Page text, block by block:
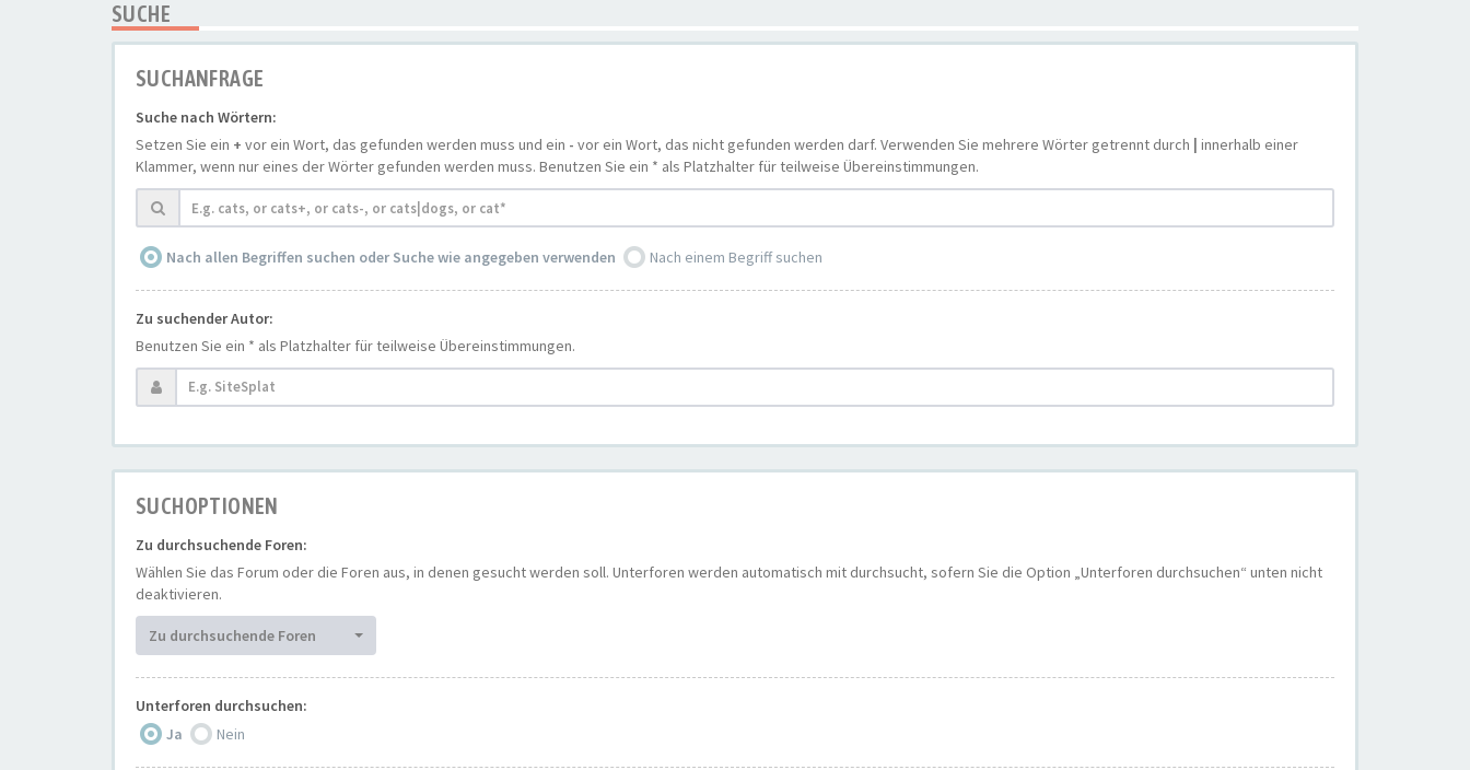
SUCHE
SUCHANFRAGE
Suche nach Wörtern:
Setzen Sie ein + vor ein Wort, das gefunden werden muss und ein - vor ein Wort, das nicht gefunden werden darf. Verwenden Sie mehrere Wörter getrennt durch | innerhalb einer
Klammer, wenn nur eines der Wörter gefunden werden muss. Benutzen Sie ein * als Platzhalter für teilweise Übereinstimmungen.
Nach allen Begriffen suchen oder Suche wie angegeben verwenden Nach einem Begriff suchen
Zu suchender Autor:
Benutzen Sie ein * als Platzhalter für teilweise Übereinstimmungen.
SUCHOPTIONEN
Zu durchsuchende Foren:
Wählen Sie das Forum oder die Foren aus, in denen gesucht werden soll. Unterforen werden automatisch mit durchsucht, sofern Sie die Option „Unterforen durchsuchen“ unten nicht
deaktivieren.
Zu durchsuchende Foren
Unterforen durchsuchen:
Ja
Nein